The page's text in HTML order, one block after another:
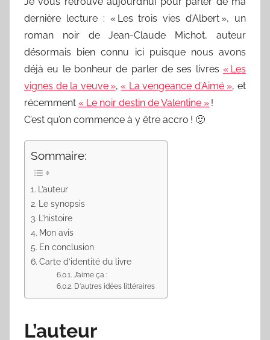
dernière lecture : « Les trois vies d’Albert », un
roman noir de Jean-Claude Michot, auteur
désormais bien connu ici puisque nous avons
déjà eu le bonheur de parler de ses livres « Les
vignes de la veuve »,« La vengeance d’Aimé », et
récemment « Le noir destin de Valentine » !
C’est qu’on commence à y être accro ! 🙂
Sommaire:
L’auteur
Le synopsis
L’histoire
Mon avis
En conclusion
Carte d’identité du livre
J’aime ça :
D'autres idées littéraires
L’auteur